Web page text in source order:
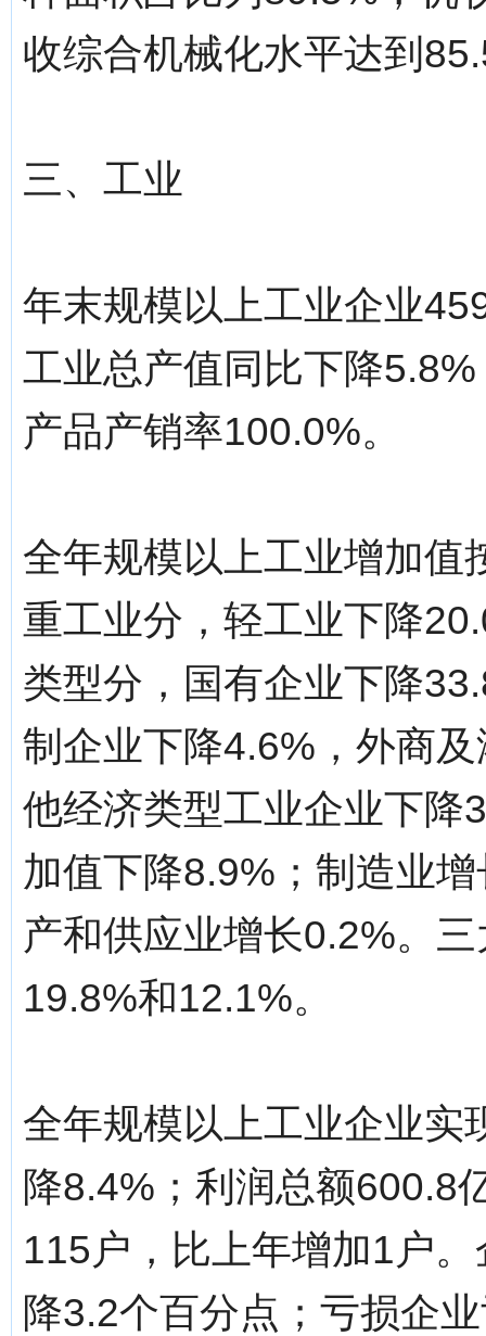
收综合机械化水平达到
三、工业
年末规模以上工业企业
工业总产值同比下降
产品产销率100.0%。
全年规模以上工业增加值
重工业分，轻工业下降
类型分，国有企业下降
制企业下降4.6%，外商
他经济类型工业企业下降
加值下降8.9%；制造业
产和供应业增长0.2%。
19.8%和12.1%。
全年规模以上工业企业实
降8.4%；利润总额600.8
115户，比上年增加1户
降3.2个百分点；亏损企